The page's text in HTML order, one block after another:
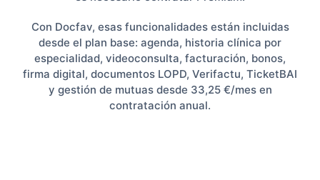
Con Docfav, esas funcionalidades están incluidas
desde el plan base: agenda, historia clínica por
especialidad, videoconsulta, facturación, bonos,
firma digital, documentos LOPD, Verifactu, TicketBAI
y gestión de mutuas desde 33,25 €/mes en
contratación anual.